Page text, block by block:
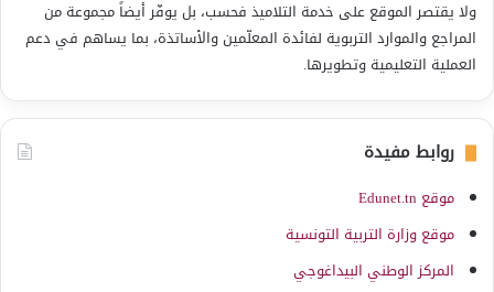
ولا يقتصر الموقع على خدمة التلاميذ فحسب، بل يوفّر أيضاً مجموعة من
المراجع والموارد التربوية لفائدة المعلّمين والأساتذة، بما يساهم في دعم
العملية التعليمية وتطويرها.
روابط مفيدة
موقع Edunet.tn
موقع وزارة التربية التونسية
المركز الوطني البيداغوجي